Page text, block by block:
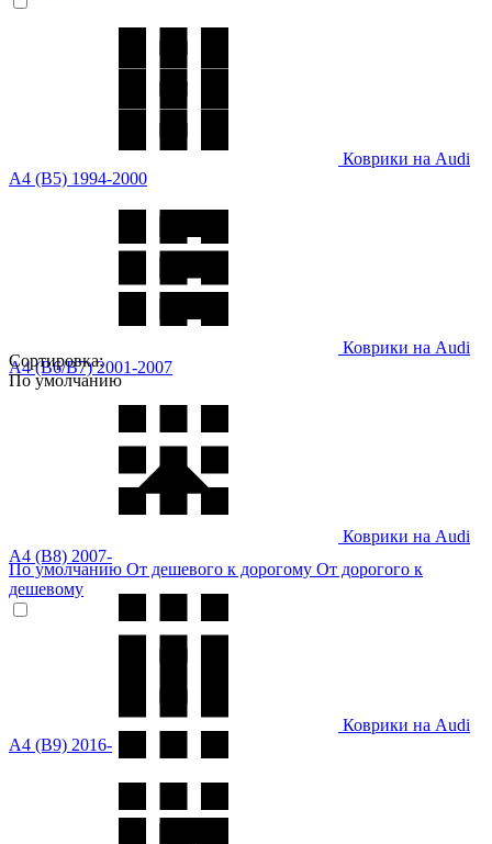
Коврики на Audi
A4 (B5) 1994-2000
Коврики на Audi
A4 (B6/B7) 2001-2007
Коврики на Audi
A4 (B8) 2007-
Коврики на Audi
A4 (B9) 2016-
Сортировка:
По умолчанию
По умолчанию От дешевого к дорогому От дорогого к
дешевому